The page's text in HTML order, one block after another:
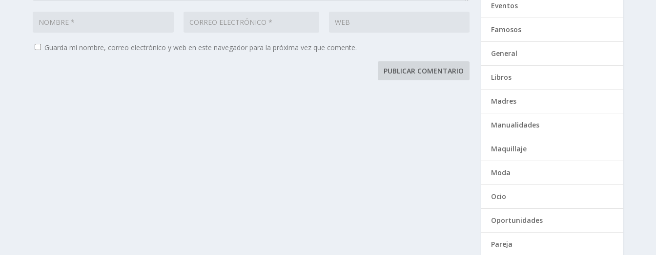
Guarda mi nombre, correo electrónico y web en este navegador para la próxima vez que comente.
Eventos
Famosos
General
Libros
Madres
Manualidades
Maquillaje
Moda
Ocio
Oportunidades
Pareja